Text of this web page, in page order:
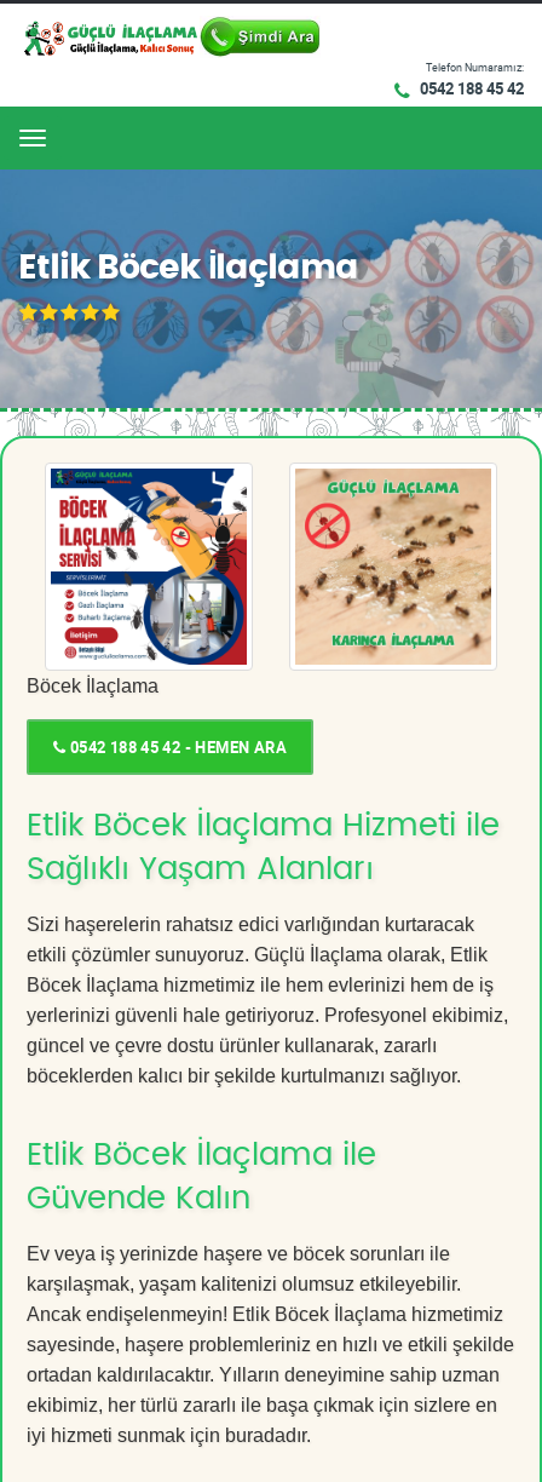
Telefon Numaramız:
0542 188 45 42
Menu
Etlik Böcek İlaçlama
Böcek İlaçlama
0542 188 45 42 - HEMEN ARA
Etlik Böcek İlaçlama Hizmeti ile
Sağlıklı Yaşam Alanları
Sizi haşerelerin rahatsız edici varlığından kurtaracak
etkili çözümler sunuyoruz. Güçlü İlaçlama olarak, Etlik
Böcek İlaçlama hizmetimiz ile hem evlerinizi hem de iş
yerlerinizi güvenli hale getiriyoruz. Profesyonel ekibimiz,
güncel ve çevre dostu ürünler kullanarak, zararlı
böceklerden kalıcı bir şekilde kurtulmanızı sağlıyor.
Etlik Böcek İlaçlama ile
Güvende Kalın
Ev veya iş yerinizde haşere ve böcek sorunları ile
karşılaşmak, yaşam kalitenizi olumsuz etkileyebilir.
Ancak endişelenmeyin! Etlik Böcek İlaçlama hizmetimiz
sayesinde, haşere problemleriniz en hızlı ve etkili şekilde
ortadan kaldırılacaktır. Yılların deneyimine sahip uzman
ekibimiz, her türlü zararlı ile başa çıkmak için sizlere en
iyi hizmeti sunmak için buradadır.